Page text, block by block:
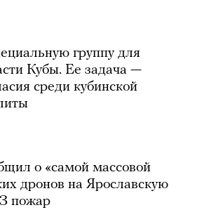
группу для
Кубы. Ее задача —
среди кубинской
о «самой массовой
дронов на Ярославскую
пожар